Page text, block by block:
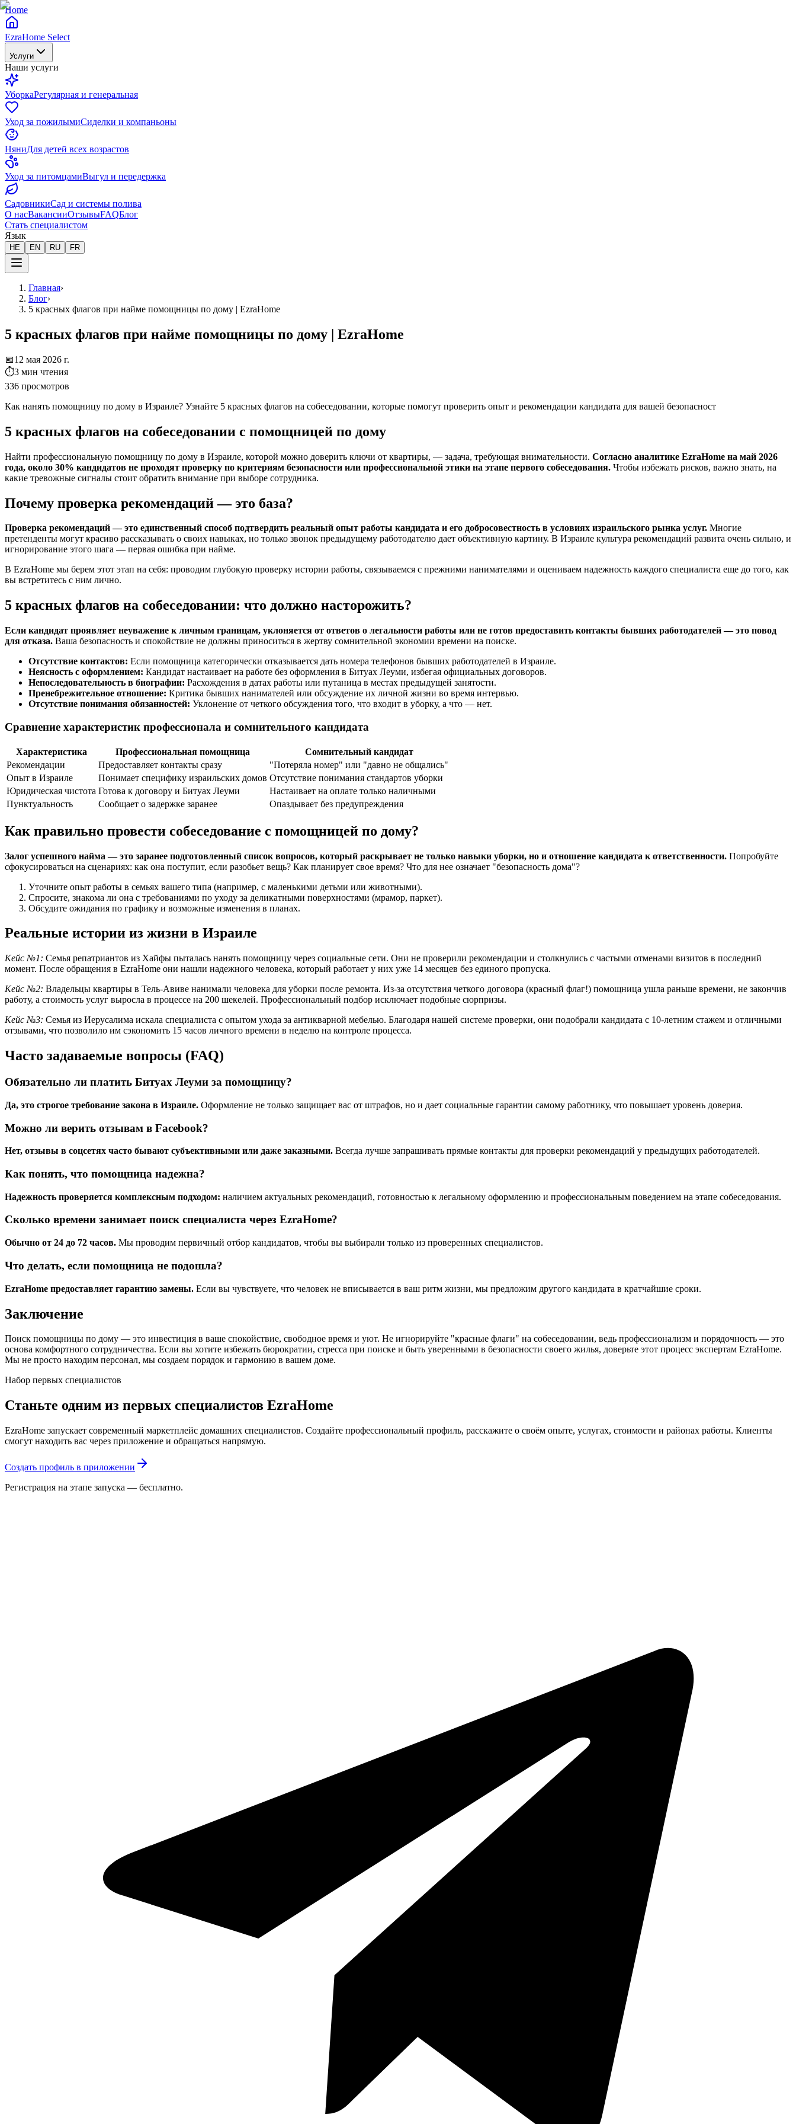
Home
EzraHome Select
Услуги
Наши услуги
УборкаРегулярная и генеральная
Уход за пожилымиСиделки и компаньоны
НяниДля детей всех возрастов
Уход за питомцамиВыгул и передержка
СадовникиСад и системы полива
О насВакансииОтзывыFAQБлог
Стать специалистом
Язык
HE EN RU FR
Главная›
Блог›
5 красных флагов при найме помощницы по дому | EzraHome
5 красных флагов при найме помощницы по дому | EzraHome
📅12 мая 2026 г.
⏱3 мин чтения
336 просмотров
Как нанять помощницу по дому в Израиле? Узнайте 5 красных флагов на собеседовании, которые помогут проверить опыт и рекомендации кандидата для вашей безопасност
5 красных флагов на собеседовании с помощницей по дому
Найти профессиональную помощницу по дому в Израиле, которой можно доверить ключи от квартиры, — задача, требующая внимательности. Согласно аналитике EzraHome на май 2026
года, около 30% кандидатов не проходят проверку по критериям безопасности или профессиональной этики на этапе первого собеседования. Чтобы избежать рисков, важно знать, на
какие тревожные сигналы стоит обратить внимание при выборе сотрудника.
Почему проверка рекомендаций — это база?
Проверка рекомендаций — это единственный способ подтвердить реальный опыт работы кандидата и его добросовестность в условиях израильского рынка услуг. Многие
претенденты могут красиво рассказывать о своих навыках, но только звонок предыдущему работодателю дает объективную картину. В Израиле культура рекомендаций развита очень сильно, и
игнорирование этого шага — первая ошибка при найме.
В EzraHome мы берем этот этап на себя: проводим глубокую проверку истории работы, связываемся с прежними нанимателями и оцениваем надежность каждого специалиста еще до того, как
вы встретитесь с ним лично.
5 красных флагов на собеседовании: что должно насторожить?
Если кандидат проявляет неуважение к личным границам, уклоняется от ответов о легальности работы или не готов предоставить контакты бывших работодателей — это повод
для отказа. Ваша безопасность и спокойствие не должны приноситься в жертву сомнительной экономии времени на поиске.
Отсутствие контактов: Если помощница категорически отказывается дать номера телефонов бывших работодателей в Израиле.
Неясность с оформлением: Кандидат настаивает на работе без оформления в Битуах Леуми, избегая официальных договоров.
Непоследовательность в биографии: Расхождения в датах работы или путаница в местах предыдущей занятости.
Пренебрежительное отношение: Критика бывших нанимателей или обсуждение их личной жизни во время интервью.
Отсутствие понимания обязанностей: Уклонение от четкого обсуждения того, что входит в уборку, а что — нет.
Сравнение характеристик профессионала и сомнительного кандидата
Характеристика Профессиональная помощница
Сомнительный кандидат
Рекомендации
Предоставляет контакты сразу
"Потеряла номер" или "давно не общались"
Опыт в Израиле
Понимает специфику израильских домов Отсутствие понимания стандартов уборки
Юридическая чистота Готова к договору и Битуах Леуми
Настаивает на оплате только наличными
Пунктуальность
Сообщает о задержке заранее Опаздывает без предупреждения
Как правильно провести собеседование с помощницей по дому?
Залог успешного найма — это заранее подготовленный список вопросов, который раскрывает не только навыки уборки, но и отношение кандидата к ответственности. Попробуйте
сфокусироваться на сценариях: как она поступит, если разобьет вещь? Как планирует свое время? Что для нее означает "безопасность дома"?
Уточните опыт работы в семьях вашего типа (например, с маленькими детьми или животными).
Спросите, знакома ли она с требованиями по уходу за деликатными поверхностями (мрамор, паркет).
Обсудите ожидания по графику и возможные изменения в планах.
Реальные истории из жизни в Израиле
Кейс №1: Семья репатриантов из Хайфы пыталась нанять помощницу через социальные сети. Они не проверили рекомендации и столкнулись с частыми отменами визитов в последний
момент. После обращения в EzraHome они нашли надежного человека, который работает у них уже 14 месяцев без единого пропуска.
Кейс №2: Владельцы квартиры в Тель-Авиве нанимали человека для уборки после ремонта. Из-за отсутствия четкого договора (красный флаг!) помощница ушла раньше времени, не закончив
работу, а стоимость услуг выросла в процессе на 200 шекелей. Профессиональный подбор исключает подобные сюрпризы.
Кейс №3: Семья из Иерусалима искала специалиста с опытом ухода за антикварной мебелью. Благодаря нашей системе проверки, они подобрали кандидата с 10-летним стажем и отличными
отзывами, что позволило им сэкономить 15 часов личного времени в неделю на контроле процесса.
Часто задаваемые вопросы (FAQ)
Обязательно ли платить Битуах Леуми за помощницу?
Да, это строгое требование закона в Израиле. Оформление не только защищает вас от штрафов, но и дает социальные гарантии самому работнику, что повышает уровень доверия.
Можно ли верить отзывам в Facebook?
Нет, отзывы в соцсетях часто бывают субъективными или даже заказными. Всегда лучше запрашивать прямые контакты для проверки рекомендаций у предыдущих работодателей.
Как понять, что помощница надежна?
Надежность проверяется комплексным подходом: наличием актуальных рекомендаций, готовностью к легальному оформлению и профессиональным поведением на этапе собеседования.
Сколько времени занимает поиск специалиста через EzraHome?
Обычно от 24 до 72 часов. Мы проводим первичный отбор кандидатов, чтобы вы выбирали только из проверенных специалистов.
Что делать, если помощница не подошла?
EzraHome предоставляет гарантию замены. Если вы чувствуете, что человек не вписывается в ваш ритм жизни, мы предложим другого кандидата в кратчайшие сроки.
Заключение
Поиск помощницы по дому — это инвестиция в ваше спокойствие, свободное время и уют. Не игнорируйте "красные флаги" на собеседовании, ведь профессионализм и порядочность — это
основа комфортного сотрудничества. Если вы хотите избежать бюрократии, стресса при поиске и быть уверенными в безопасности своего жилья, доверьте этот процесс экспертам EzraHome.
Мы не просто находим персонал, мы создаем порядок и гармонию в вашем доме.
Набор первых специалистов
Станьте одним из первых специалистов EzraHome
EzraHome запускает современный маркетплейс домашних специалистов. Создайте профессиональный профиль, расскажите о своём опыте, услугах, стоимости и районах работы. Клиенты
смогут находить вас через приложение и обращаться напрямую.
Создать профиль в приложении
Регистрация на этапе запуска — бесплатно.